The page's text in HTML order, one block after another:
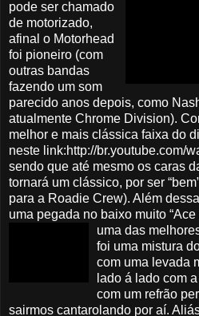
pode ser chamado
de motorizado,
afinal o Motorhead
foi pioneiro (com
outras bandas
fazendo um som
parecido anos depois, como
atualmente Chrome Division).
melhor e mais clássica faixa do
neste link:http://br.youtube.com/
sendo que até mesmo os caras
tornará um clássico, por ser
para a Roadie Crew). Além
uma pegada no baixo muito
uma das
foi uma mistura
com uma levada
lado á lado com
com um refrão
sairmos cantarolando por aí.